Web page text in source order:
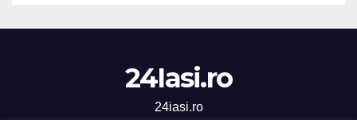
24Iasi.ro
24iasi.ro